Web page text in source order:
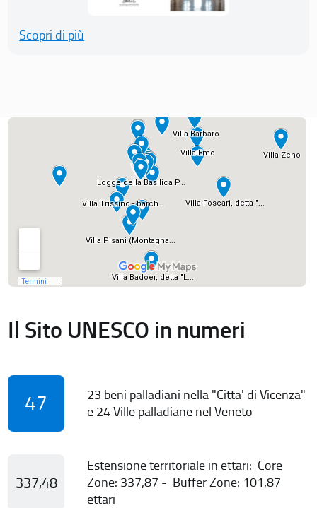
Scopri di più
Il Sito UNESCO in numeri
47
23 beni palladiani nella "Citta' di Vicenza"
e 24 Ville palladiane nel Veneto
337,48
Estensione territoriale in ettari: Core
Zone: 337,87 - Buffer Zone: 101,87
ettari